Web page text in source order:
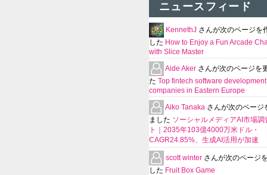
ニュースフィード
KennethJ さんが次のページを
した How to Enjoy a Fun Arcade
with Slice Master
Aide Aker さんが次のページを
た Top fintech software development
companies in Eastern Europe
Aiko Tanaka さんが次のページ
ました ソーシャルメディアAI市場調
ト｜2035年103億4000万米ドル・
CAGR24.85%、生成AI活用が加速
scott winter さんが次のページ
した Fruit Box Game